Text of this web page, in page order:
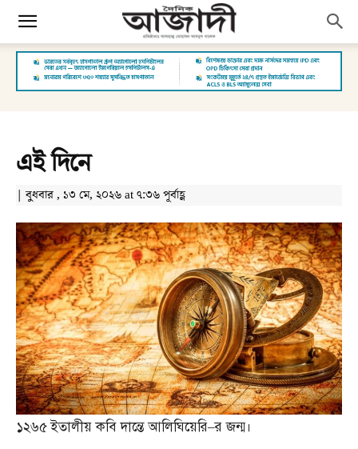
এই দিনে
| বুধবার , ১৩ মে, ২০২৬ at ৭:৩৬ পূর্বাহ্ণ
১২৬৫ইতালীয় কবি দান্তে আলিঘিয়েরি–র জন্ম।